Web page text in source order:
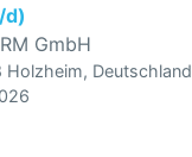
d)
GmbH
Holzheim, Deutschland